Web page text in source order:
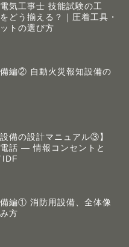
気工事士 技能試験の工
どう揃える？｜圧着工具・
トの選び方
編② 自動火災報知設備の
設備の設計マニュアル③】
話 ― 情報コンセントと
IDF
編① 消防用設備、全体像
方